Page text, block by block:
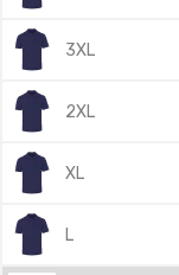
3XL
2XL
XL
L